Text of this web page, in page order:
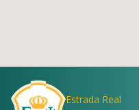
Estrada Real